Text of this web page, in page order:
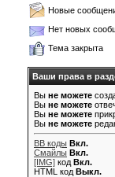
Новые
Нет новых
Тема закрыта
Ваши права в
Вы не можете
Вы не можете
Вы не можете
Вы не можете
BB коды Вкл.
Смайлы Вкл.
[IMG] код Вкл.
HTML код Выкл.